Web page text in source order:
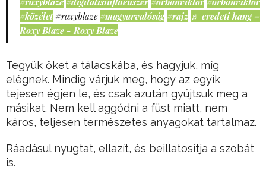
#közélet #roxyblaze #magyarvalóság #rajz ♬ eredeti hang –
Roxy Blaze - Roxy Blaze
Tegyük őket a tálacskába, és hagyjuk, míg
elégnek. Mindig várjuk meg, hogy az egyik
tejesen égjen le, és csak azután gyújtsuk meg a
másikat. Nem kell aggódni a füst miatt, nem
káros, teljesen természetes anyagokat tartalmaz.
Ráadásul nyugtat, ellazít, és beillatosítja a szobát
is.